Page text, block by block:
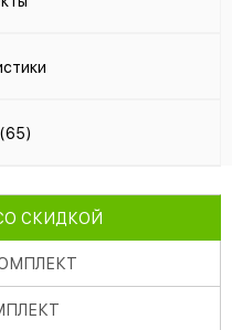
СКИДКОЙ